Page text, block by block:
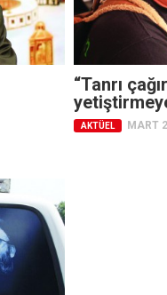
“Tanrı
AKTÜEL MART